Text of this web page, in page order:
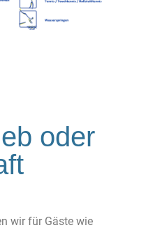
oder
wir für Gäste wie